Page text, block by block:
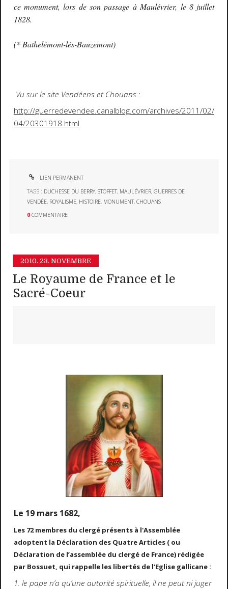
ce monument, lors de son passage à Maulévrier, le 8 juillet
1828.
(* Bathelémont-lès-Bauzemont)
Vu sur le site Vendéens et Chouans :
http://guerredevendee.canalblog.com/archives/2011/02/
04/20301918.html
LIEN PERMANENT
TAGS : DUCHESSE DU BERRY,STOFFET, MAULÉVRIER,GUERRES DE
VENDÉE, ROYALISME, HISTOIRE, MONUMENT,CHOUANS
0 COMMENTAIRE
2010. 23. NOVEMBRE
Le Royaume de France et le
Sacré-Coeur
Le 19 mars 1682,
Les 72 membres du clergé présents à l'Assemblée
adoptent la Déclaration des Quatre Articles ( ou
Déclaration de l’assemblée du clergé de France) rédigée
par Bossuet, qui rappelle les libertés de l’Eglise gallicane :
1. le pape n’a qu’une autorité spirituelle, il ne peut ni juger